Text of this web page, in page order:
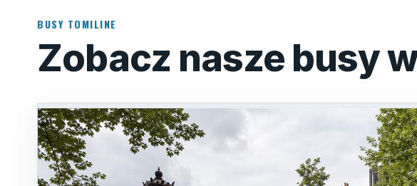
BUSY TOMILINE
Zobacz nasze busy